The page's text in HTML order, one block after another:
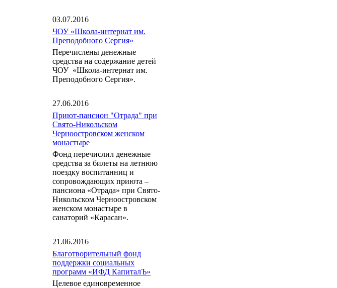
03.07.2016
ЧОУ «Школа-интернат им.
Преподобного Сергия»
Перечислены денежные
средства на содержание детей
ЧОУ «Школа-интернат им.
Преподобного Сергия».
27.06.2016
Приют-пансион "Отрада" при
Свято-Никольском
Черноостровском женском
монастыре
Фонд перечислил денежные
средства за билеты на летнюю
поездку воспитанниц и
сопровождающих приюта –
пансиона «Отрада» при Свято-
Никольском Черноостровском
женском монастыре в
санаторий «Карасан».
21.06.2016
Благотворительный фонд
поддержки социальных
программ «ИФД КапиталЪ»
Целевое единовременное